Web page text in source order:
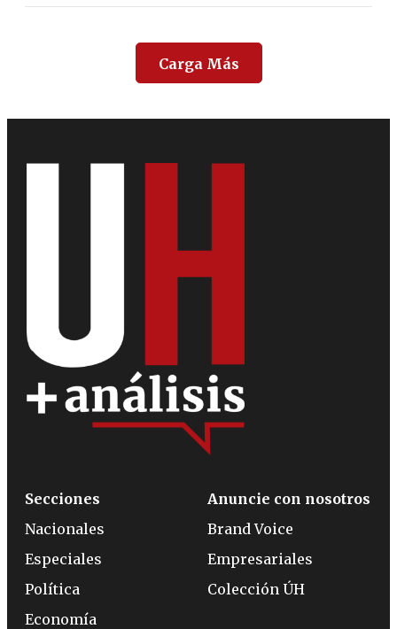
Carga Más
Secciones
Nacionales
Especiales
Política
Economía
Anuncie con nosotros
Brand Voice
Empresariales
Colección ÚH